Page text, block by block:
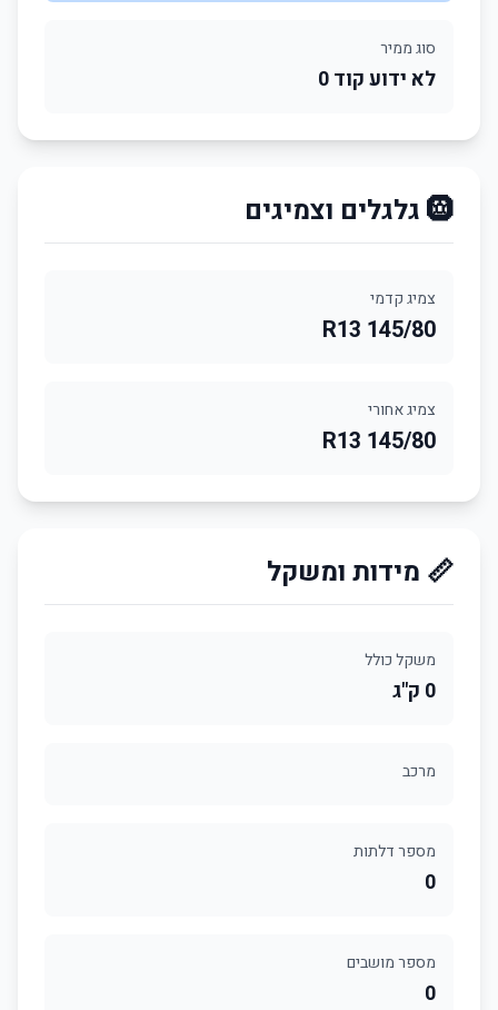
סוג ממיר
לא ידוע קוד 0
🛞 גלגלים וצמיגים
צמיג קדמי
145/80 R13
צמיג אחורי
145/80 R13
📏 מידות ומשקל
משקל כולל
0 ק"ג
מרכב
מספר דלתות
0
מספר מושבים
0